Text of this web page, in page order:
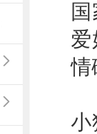
爱
情
小